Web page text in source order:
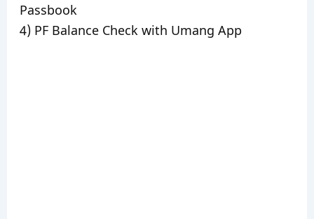
Passbook
4) PF Balance Check with Umang App